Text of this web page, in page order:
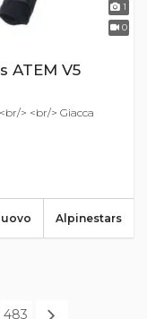
1
0
ATEM V5
> <br/> Giacca
Alpinestars
483